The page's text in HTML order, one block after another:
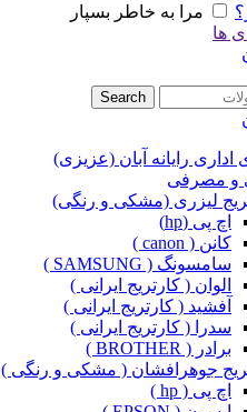
مرا به خاطر بسپار
ها
Search
رایانه آبان (عزیزی)
و مصرفی
لیزری (مشکی و رنگی)
اچ پی (hp)
کانن ( canon )
سامسونگ ( SAMSUNG )
الوان ( کارتریج ایرانی )
آفشید ( کارتریج ایرانی )
سدرا ( کارتریج ایرانی )
برادر ( BROTHER )
جوهرافشان ( مشکی و رنگی )
اچ پی ( hp )